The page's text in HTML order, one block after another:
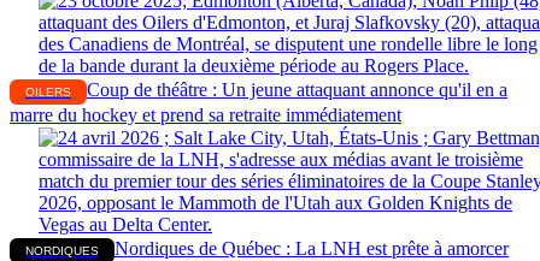
OILERS
Coup de théâtre : Un jeune attaquant annonce qu'il en a
marre du hockey et prend sa retraite immédiatement
NORDIQUES Nordiques de Québec : La LNH est prête à amorcer